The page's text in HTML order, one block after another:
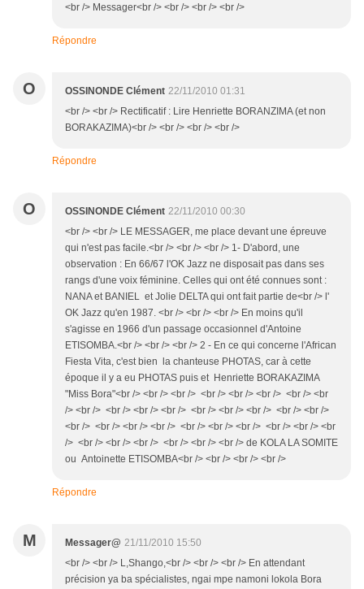
<br /> Messager<br /> <br /> <br /> <br />
Répondre
O OSSINONDE Clément 22/11/2010 01:31
<br /> <br /> Rectificatif : Lire Henriette BORANZIMA (et non
BORAKAZIMA)<br /> <br /> <br /> <br />
Répondre
O OSSINONDE Clément 22/11/2010 00:30
<br /> <br /> LE MESSAGER, me place devant une épreuve
qui n'est pas facile.<br /> <br /> <br /> 1- D'abord, une
observation : En 66/67 l'OK Jazz ne disposait pas dans ses
rangs d'une voix féminine. Celles qui ont été connues sont :
NANA et BANIEL et Jolie DELTA qui ont fait partie de<br /> l'
OK Jazz qu'en 1987. <br /> <br /> <br /> En moins qu'il
s'agisse en 1966 d'un passage occasionnel d'Antoine
ETISOMBA.<br /> <br /> <br /> 2 - En ce qui concerne l'African
Fiesta Vita, c'est bien la chanteuse PHOTAS, car à cette
époque il y a eu PHOTAS puis et Henriette BORAKAZIMA
"Miss Bora"<br /> <br /> <br /> <br /> <br /> <br /> <br /> <br
/> <br /> <br /> <br /> <br /> <br /> <br /> <br /> <br /> <br />
<br /> <br /> <br /> <br /> <br /> <br /> <br /> <br /> <br /> <br
/> <br /> <br /> <br /> <br /> <br /> <br /> de KOLA LA SOMITE
ou Antoinette ETISOMBA<br /> <br /> <br /> <br />
Répondre
M Messager@ 21/11/2010 15:50
<br /> <br /> L,Shango,<br /> <br /> <br /> En attendant
précision ya ba spécialistes, ngai mpe namoni lokola Bora